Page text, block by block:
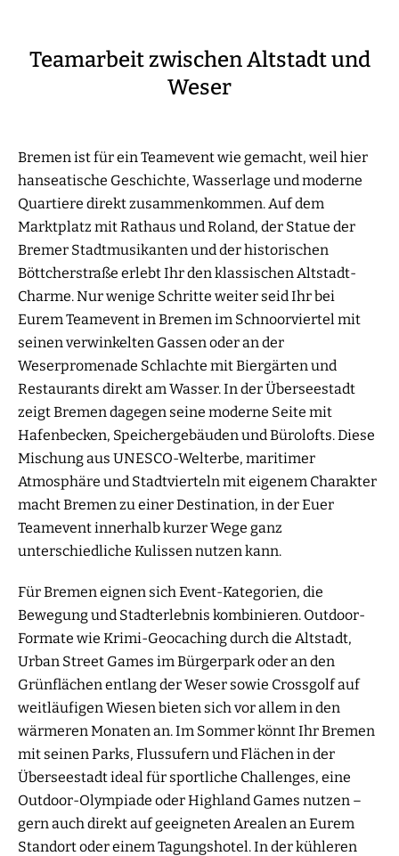
Teamarbeit zwischen Altstadt und
Weser
Bremen ist für ein Teamevent wie gemacht, weil hier
hanseatische Geschichte, Wasserlage und moderne
Quartiere direkt zusammenkommen. Auf dem
Marktplatz mit Rathaus und Roland, der Statue der
Bremer Stadtmusikanten und der historischen
Böttcherstraße erlebt Ihr den klassischen Altstadt-
Charme. Nur wenige Schritte weiter seid Ihr bei
Eurem Teamevent in Bremen im Schnoorviertel mit
seinen verwinkelten Gassen oder an der
Weserpromenade Schlachte mit Biergärten und
Restaurants direkt am Wasser. In der Überseestadt
zeigt Bremen dagegen seine moderne Seite mit
Hafenbecken, Speichergebäuden und Bürolofts. Diese
Mischung aus UNESCO-Welterbe, maritimer
Atmosphäre und Stadtvierteln mit eigenem Charakter
macht Bremen zu einer Destination, in der Euer
Teamevent innerhalb kurzer Wege ganz
unterschiedliche Kulissen nutzen kann.
Für Bremen eignen sich Event-Kategorien, die
Bewegung und Stadterlebnis kombinieren. Outdoor-
Formate wie Krimi-Geocaching durch die Altstadt,
Urban Street Games im Bürgerpark oder an den
Grünflächen entlang der Weser sowie Crossgolf auf
weitläufigen Wiesen bieten sich vor allem in den
wärmeren Monaten an. Im Sommer könnt Ihr Bremen
mit seinen Parks, Flussufern und Flächen in der
Überseestadt ideal für sportliche Challenges, eine
Outdoor-Olympiade oder Highland Games nutzen –
gern auch direkt auf geeigneten Arealen an Eurem
Standort oder einem Tagungshotel. In der kühleren